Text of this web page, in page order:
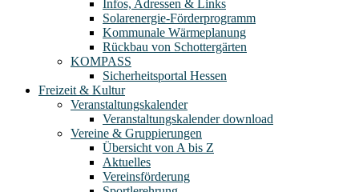
Infos, Adressen & Links
Solarenergie-Förderprogramm
Kommunale Wärmeplanung
Rückbau von Schottergärten
KOMPASS
Sicherheitsportal Hessen
Freizeit & Kultur
Veranstaltungskalender
Veranstaltungskalender download
Vereine & Gruppierungen
Übersicht von A bis Z
Aktuelles
Vereinsförderung